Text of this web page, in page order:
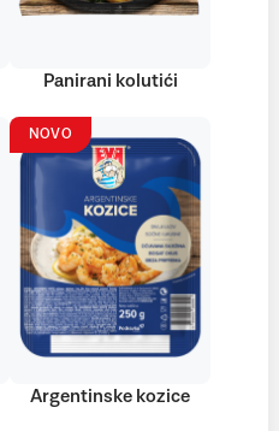
Panirani kolutići
NOVO
Argentinske kozice